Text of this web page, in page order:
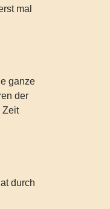
mal
ganze
der
Zeit
durch